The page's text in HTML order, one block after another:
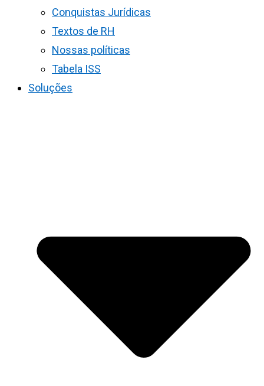
Conquistas Jurídicas
Textos de RH
Nossas políticas
Tabela ISS
Soluções